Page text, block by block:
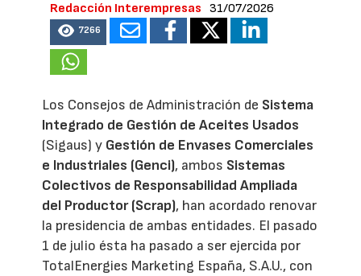
Redacción Interempresas 31/07/2026
7266
Los Consejos de Administración de Sistema
Integrado de Gestión de Aceites Usados
(Sigaus) y Gestión de Envases Comerciales
e Industriales (Genci), ambos Sistemas
Colectivos de Responsabilidad Ampliada
del Productor (Scrap), han acordado renovar
la presidencia de ambas entidades. El pasado
1 de julio ésta ha pasado a ser ejercida por
TotalEnergies Marketing España, S.A.U., con